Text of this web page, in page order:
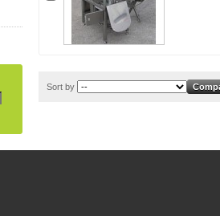
Sort by